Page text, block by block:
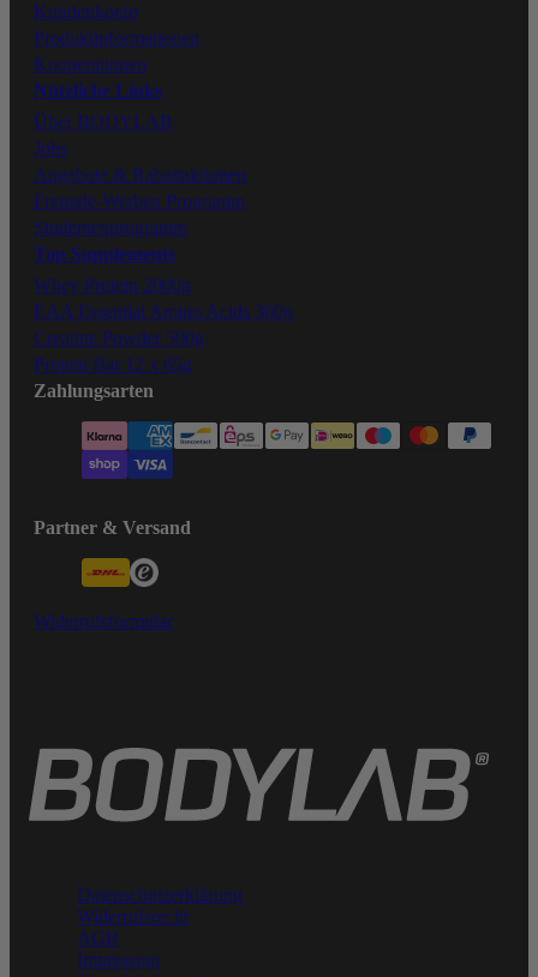
Kundenkonto
Produktinformationen
Kooperationen
Nützliche Links
Über BODYLAB
Jobs
Angebote & Rabattaktionen
Freunde-Werben Programm
Studentenprogramm
Top Supplements
Whey Protein 2000g
EAA Essential Amino Acids 360g
Creatine Powder 500g
Protein Bar 12 x 65g
Zahlungsarten
Partner & Versand
Widerrufsformular
Datenschutzerklärung
Widerrufsrecht
AGB
Impressum